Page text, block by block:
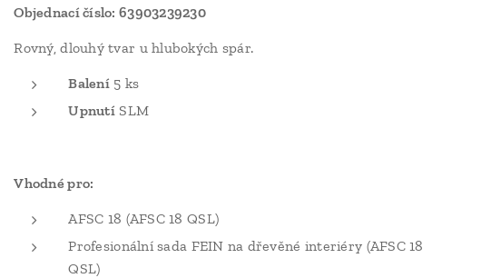
Objednací číslo: 63903239230
Rovný, dlouhý tvar u hlubokých spár.
Balení 5 ks
Upnutí SLM
Vhodné pro:
AFSC 18 (AFSC 18 QSL)
Profesionální sada FEIN na dřevěné interiéry (AFSC 18
QSL)